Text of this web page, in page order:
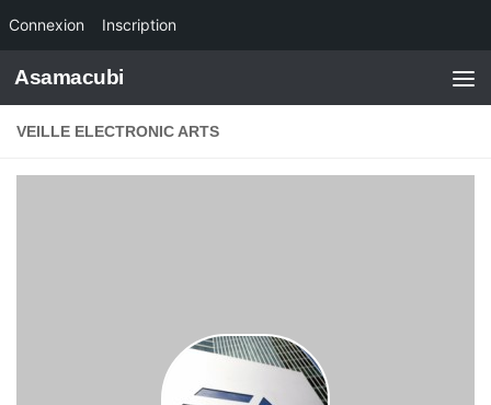
Connexion Inscription
Skip to content
Asamacubi
VEILLE ELECTRONIC ARTS